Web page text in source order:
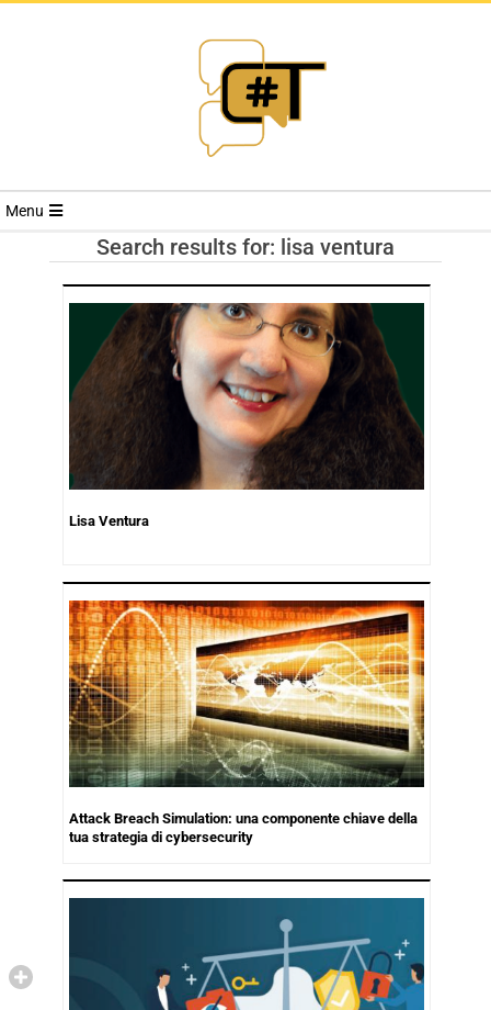
RIVISTA
TRENDS
Menu
Search results for: lisa ventura
Lisa Ventura
Attack Breach Simulation: una componente chiave della
tua strategia di cybersecurity